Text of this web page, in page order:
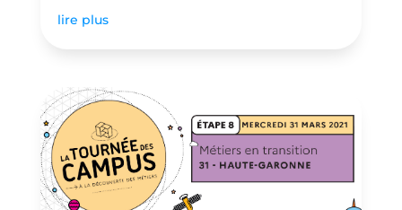
lire plus